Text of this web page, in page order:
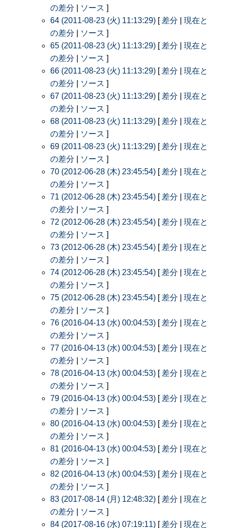
の差分
ソース ]
64 (2011-08-23 (火) 11:13:29) [ 差分
現在と
の差分
ソース ]
65 (2011-08-23 (火) 11:13:29) [ 差分
現在と
の差分
ソース ]
66 (2011-08-23 (火) 11:13:29) [ 差分
現在と
の差分
ソース ]
67 (2011-08-23 (火) 11:13:29) [ 差分
現在と
の差分
ソース ]
68 (2011-08-23 (火) 11:13:29) [ 差分
現在と
の差分
ソース ]
69 (2011-08-23 (火) 11:13:29) [ 差分
現在と
の差分
ソース ]
70 (2012-06-28 (木) 23:45:54) [ 差分
現在と
の差分
ソース ]
71 (2012-06-28 (木) 23:45:54) [ 差分
現在と
の差分
ソース ]
72 (2012-06-28 (木) 23:45:54) [ 差分
現在と
の差分
ソース ]
73 (2012-06-28 (木) 23:45:54) [ 差分
現在と
の差分
ソース ]
74 (2012-06-28 (木) 23:45:54) [ 差分
現在と
の差分
ソース ]
75 (2012-06-28 (木) 23:45:54) [ 差分
現在と
の差分
ソース ]
76 (2016-04-13 (水) 00:04:53) [ 差分
現在と
の差分
ソース ]
77 (2016-04-13 (水) 00:04:53) [ 差分
現在と
の差分
ソース ]
78 (2016-04-13 (水) 00:04:53) [ 差分
現在と
の差分
ソース ]
79 (2016-04-13 (水) 00:04:53) [ 差分
現在と
の差分
ソース ]
80 (2016-04-13 (水) 00:04:53) [ 差分
現在と
の差分
ソース ]
81 (2016-04-13 (水) 00:04:53) [ 差分
現在と
の差分
ソース ]
82 (2016-04-13 (水) 00:04:53) [ 差分
現在と
の差分
ソース ]
83 (2017-08-14 (月) 12:48:32) [ 差分
現在と
の差分
ソース ]
84 (2017-08-16 (水) 07:19:11) [ 差分
現在と